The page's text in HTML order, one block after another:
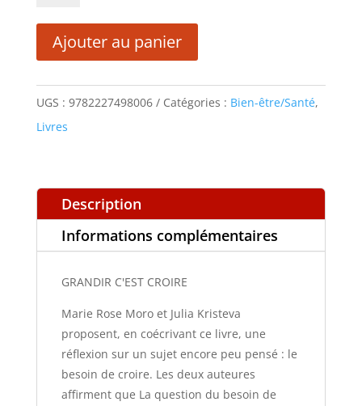
16,90 €.8,45 €.
GRANDIR
C'ESTAjouter au panier
UGS : 9782227498006 Catégories : Bien-être/Santé,
Livres
Description
Informations complémentaires
GRANDIR C'EST CROIRE
Marie Rose Moro et Julia Kristeva
proposent, en coécrivant ce livre, une
réflexion sur un sujet encore peu pensé : le
besoin de croire. Les deux auteures
affirment que La question du besoin de